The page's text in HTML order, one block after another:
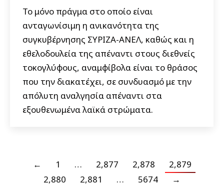
Το μόνο πράγμα στο οποίο είναι
ανταγωνίσιμη η ανικανότητα της
συγκυβέρνησης ΣΥΡΙΖΑ-ΑΝΕΛ, καθώς και η
εθελοδουλεία της απέναντι στους διεθνείς
τοκογλύφους, αναμφίβολα είναι το θράσος
που την διακατέχει, σε συνδυασμό με την
απόλυτη αναλγησία απέναντι στα
εξουθενωμένα λαϊκά στρώματα.
← 1 … 2,877 2,878
2,879
2,880
2,881 … 5674 →